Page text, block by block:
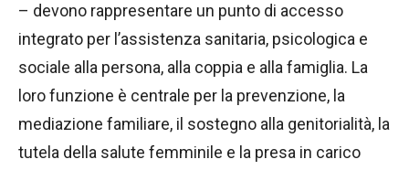
– devono rappresentare un punto di accesso
integrato per l’assistenza sanitaria, psicologica e
sociale alla persona, alla coppia e alla famiglia. La
loro funzione è centrale per la prevenzione, la
mediazione familiare, il sostegno alla genitorialità, la
tutela della salute femminile e la presa in carico